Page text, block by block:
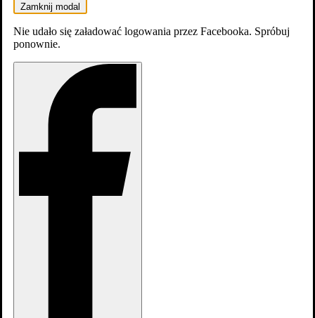
Zamknij modal
Nie udało się załadować logowania przez Facebooka. Spróbuj
ponownie.